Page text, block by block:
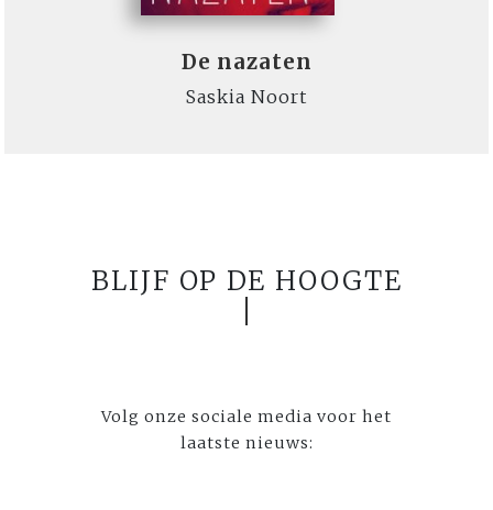
De nazaten
Saskia Noort
BLIJF OP DE HOOGTE
Volg onze sociale media voor het
laatste nieuws: